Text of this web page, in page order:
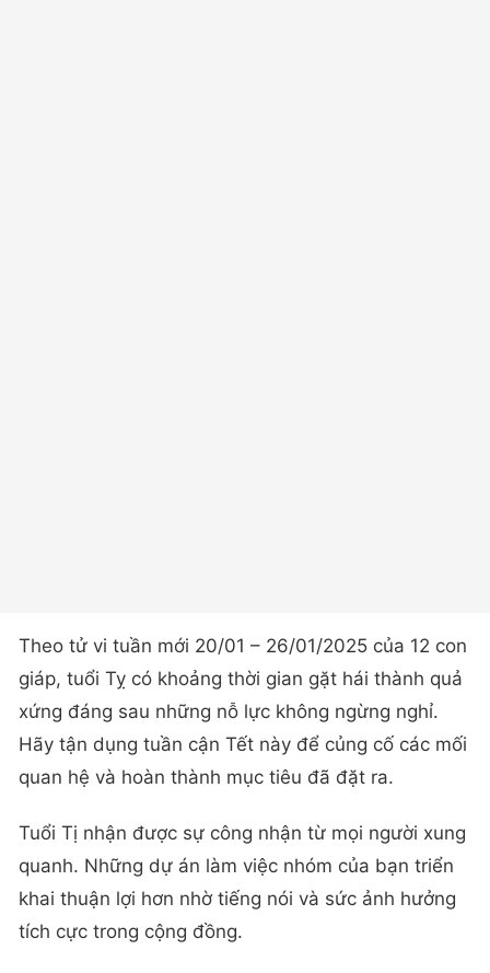
Theo tử vi tuần mới 20/01 – 26/01/2025 của 12 con
giáp, tuổi Tỵ có khoảng thời gian gặt hái thành quả
xứng đáng sau những nỗ lực không ngừng nghỉ.
Hãy tận dụng tuần cận Tết này để củng cố các mối
quan hệ và hoàn thành mục tiêu đã đặt ra.
Tuổi Tị nhận được sự công nhận từ mọi người xung
quanh. Những dự án làm việc nhóm của bạn triển
khai thuận lợi hơn nhờ tiếng nói và sức ảnh hưởng
tích cực trong cộng đồng.